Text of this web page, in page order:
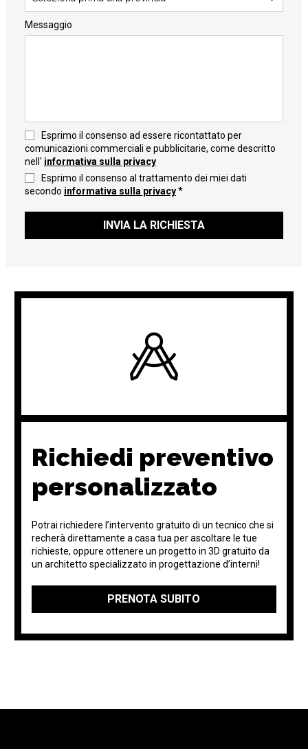
Messaggio
Esprimo il consenso ad essere ricontattato per
comunicazioni commerciali e pubblicitarie, come descritto
nell' informativa sulla privacy
Esprimo il consenso al trattamento dei miei dati
secondo informativa sulla privacy*
INVIA LA RICHIESTA
Richiedi preventivo
personalizzato
Potrai richiedere l’intervento gratuito di un tecnico che si
recherà direttamente a casa tua per ascoltare le tue
richieste, oppure ottenere un progetto in 3D gratuito da
un architetto specializzato in progettazione d’interni!
PRENOTA SUBITO